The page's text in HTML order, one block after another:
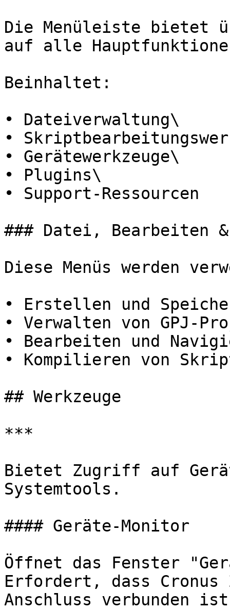
Die Menüleiste bietet
auf alle
Beinhaltet:
• Dateiverwaltung\
•
• Gerätewerkzeuge\
• Plugins\
• Support-Ressourcen
### Datei, Bearbeiten
Diese Menüs werden
• Erstellen und
• Verwalten von GPJ-
• Bearbeiten und
• Kompilieren von
## Werkzeuge
***
Bietet Zugriff auf
Systemtools.
#### Geräte-Monitor
Öffnet das Fenster
Erfordert, dass Cronus
Anschluss verbunden